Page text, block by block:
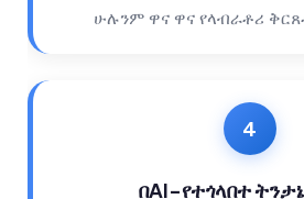
ሁሉንም ዋና ዋና የላብራቶሪ
በAI-የተጎላበተ